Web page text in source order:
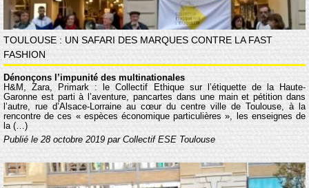
TOULOUSE : UN SAFARI DES MARQUES CONTRE LA FAST
FASHION
Dénonçons l’impunité des multinationales
H&M, Zara, Primark : le Collectif Éthique sur l’étiquette de la Haute-
Garonne est parti à l’aventure, pancartes dans une main et pétition dans
l’autre, rue d’Alsace-Lorraine au cœur du centre ville de Toulouse, à la
rencontre de ces « espèces économique particulières », les enseignes de
la (…)
Publié le 28 octobre 2019 par Collectif ESE Toulouse